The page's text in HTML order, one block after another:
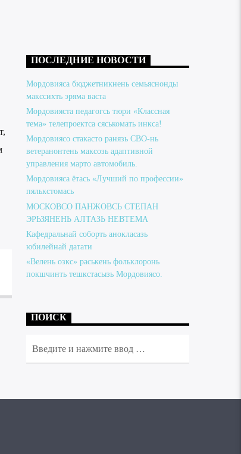
ПОСЛЕДНИЕ НОВОСТИ
Мордовияса бюджетникнень семьяснонды
макссихть эряма васта
Мордовияста педагогсь тюри «Классная
тема» телепроектса сяськомать инкса!
Мордовиясо стакасто ранязь СВО-нь
ветеранонтень максозь адаптивной
управления марто автомобиль.
Мордовияса ётась «Лучший по профессии»
пялькстомась
МОСКОВСО ПАНЖОВСЬ СТЕПАН
ЭРЬЗЯНЕНЬ АЛТАЗЬ НЕВТЕМА
Кафедральнай соборть анокласазь
юбилейнай датати
«Велень озкс» раськень фольклоронь
покшчинть тешкстасызь Мордовиясо.
ПОИСК